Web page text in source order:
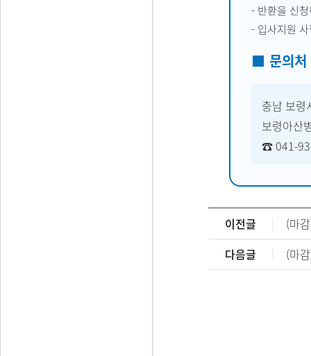
- 반환을 신
- 입사지원
■ 문의처
충남 보령
보령아산
☎ 041-
이전글
(마
다음글
(마